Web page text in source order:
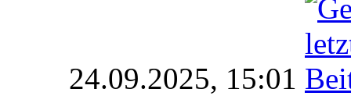
24.09.2025, 15:01